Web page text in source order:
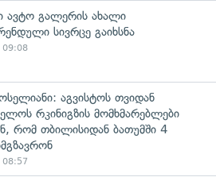
ავტო გალერის ახალი
სივრცე გაიხსნა
09:08
აგვისტოს თვიდან
რკინიგზის მომხმარებლები
რომ თბილისიდან ბათუმში 4
08:57